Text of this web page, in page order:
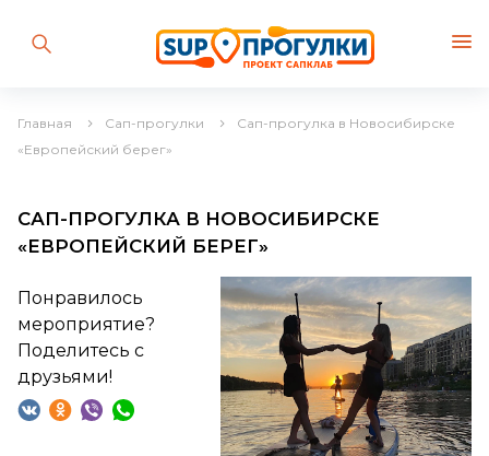
Главная Сап-прогулки
Сап-прогулка в Новосибирске
«Европейский берег»
САП-ПРОГУЛКА В НОВОСИБИРСКЕ
«ЕВРОПЕЙСКИЙ БЕРЕГ»
Понравилось
мероприятие?
Поделитесь с
друзьями!